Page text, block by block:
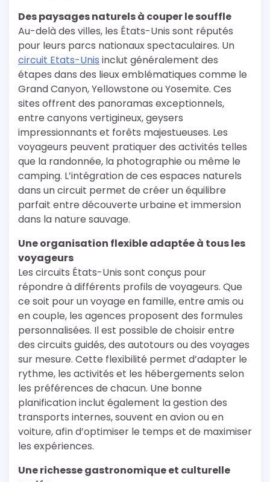
Des paysages naturels à couper le souffle
Au-delà des villes, les États-Unis sont réputés
pour leurs parcs nationaux spectaculaires. Un
circuit Etats-Unis inclut généralement des
étapes dans des lieux emblématiques comme le
Grand Canyon, Yellowstone ou Yosemite. Ces
sites offrent des panoramas exceptionnels,
entre canyons vertigineux, geysers
impressionnants et forêts majestueuses. Les
voyageurs peuvent pratiquer des activités telles
que la randonnée, la photographie ou même le
camping. L’intégration de ces espaces naturels
dans un circuit permet de créer un équilibre
parfait entre découverte urbaine et immersion
dans la nature sauvage.
Une organisation flexible adaptée à tous les
voyageurs
Les circuits États-Unis sont conçus pour
répondre à différents profils de voyageurs. Que
ce soit pour un voyage en famille, entre amis ou
en couple, les agences proposent des formules
personnalisées. Il est possible de choisir entre
des circuits guidés, des autotours ou des voyages
sur mesure. Cette flexibilité permet d’adapter le
rythme, les activités et les hébergements selon
les préférences de chacun. Une bonne
planification inclut également la gestion des
transports internes, souvent en avion ou en
voiture, afin d’optimiser le temps et de maximiser
les expériences.
Une richesse gastronomique et culturelle